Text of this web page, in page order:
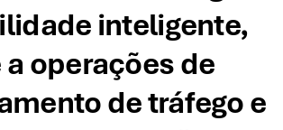
inteligente,
operações de
de tráfego e